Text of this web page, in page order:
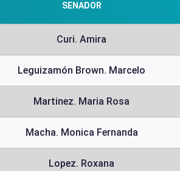
SENADOR
Curi. Amira
Leguizamón Brown. Marcelo
Martinez. Maria Rosa
Macha. Monica Fernanda
Lopez. Roxana